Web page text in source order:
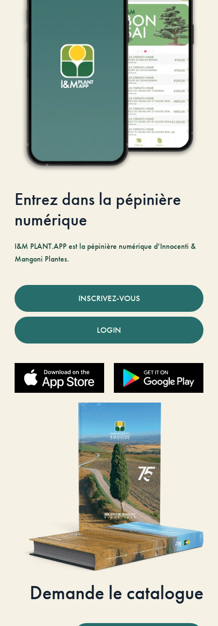
Entrez dans la pépinière
numérique
I&M PLANT.APP est la pépinière numérique d’Innocenti &
Mangoni Plantes.
INSCRIVEZ-VOUS
LOGIN
Demande le catalogue